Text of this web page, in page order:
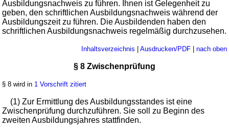
Ausbildungsnachweis zu führen. Ihnen ist Gelegenheit zu
geben, den schriftlichen Ausbildungsnachweis während der
Ausbildungszeit zu führen. Die Ausbildenden haben den
schriftlichen Ausbildungsnachweis regelmäßig durchzusehen.
Inhaltsverzeichnis | Ausdrucken/PDF| nach oben
§ 8 Zwischenprüfung
§ 8 wird in 1 Vorschrift zitiert
(1) Zur Ermittlung des Ausbildungsstandes ist eine
Zwischenprüfung durchzuführen. Sie soll zu Beginn des
zweiten Ausbildungsjahres stattfinden.